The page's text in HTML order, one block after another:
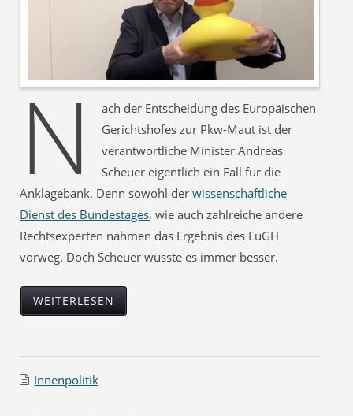
N
ach der Entscheidung des Europäischen
Gerichtshofes zur Pkw-Maut ist der
verantwortliche Minister Andreas
Scheuer eigentlich ein Fall für die
Anklagebank. Denn sowohl derwissenschaftliche
Dienst des Bundestages, wie auch zahlreiche andere
Rechtsexperten nahmen das Ergebnis des EuGH
vorweg. Doch Scheuer wusste es immer besser.
WEITERLESEN
Innenpolitik